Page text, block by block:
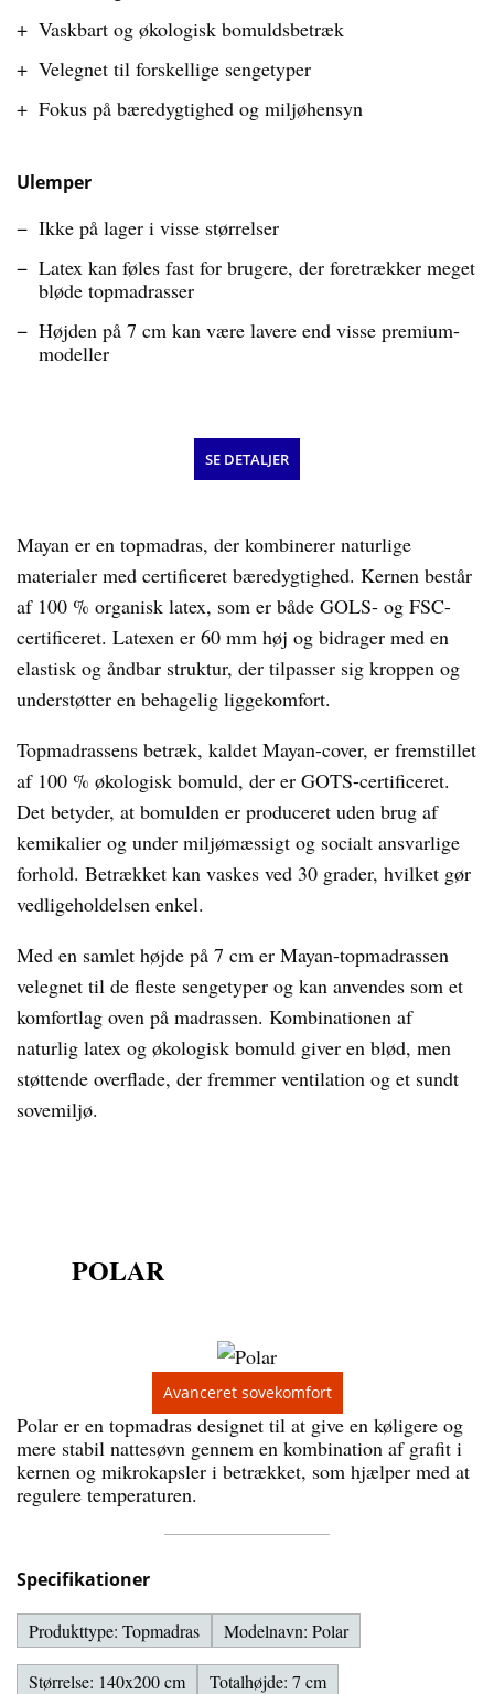
Mayan er en topmadras, der kombinerer naturlige
materialer med certificeret bæredygtighed. Kernen består
af 100 % organisk latex, som er både GOLS- og FSC-
certificeret. Latexen er 60 mm høj og bidrager med en
elastisk og åndbar struktur, der tilpasser sig kroppen og
understøtter en behagelig liggekomfort.
Topmadrassens betræk, kaldet Mayan-cover, er fremstillet
af 100 % økologisk bomuld, der er GOTS-certificeret.
Det betyder, at bomulden er produceret uden brug af
kemikalier og under miljømæssigt og socialt ansvarlige
forhold. Betrækket kan vaskes ved 30 grader, hvilket gør
vedligeholdelsen enkel.
Med en samlet højde på 7 cm er Mayan-topmadrassen
velegnet til de fleste sengetyper og kan anvendes som et
komfortlag oven på madrassen. Kombinationen af
naturlig latex og økologisk bomuld giver en blød, men
støttende overflade, der fremmer ventilation og et sundt
sovemiljø.
Vaskbart og økologisk bomuldsbetræk
Velegnet til forskellige sengetyper
Fokus på bæredygtighed og miljøhensyn
Ulemper
Ikke på lager i visse størrelser
Latex kan føles fast for brugere, der foretrækker meget
bløde topmadrasser
Højden på 7 cm kan være lavere end visse premium-
modeller
SE DETALJER
Avanceret sovekomfort
POLAR
Polar er en topmadras designet til at give en køligere og
mere stabil nattesøvn gennem en kombination af grafit i
kernen og mikrokapsler i betrækket, som hjælper med at
regulere temperaturen.
Specifikationer
Produkttype: Topmadras Modelnavn: Polar
Størrelse: 140x200 cm Totalhøjde: 7 cm